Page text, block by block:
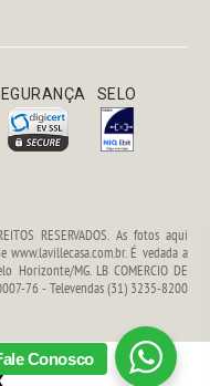
SELO
RESERVADOS. As fotos aqui
É vedada a
Horizonte/MG. LB COMERCIO DE
76 - Televendas (31) 3235-8200
Conosco